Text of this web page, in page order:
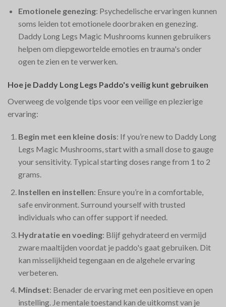
Emotionele genezing: Psychedelische ervaringen kunnen
soms leiden tot emotionele doorbraken en genezing.
Daddy Long Legs Magic Mushrooms kunnen gebruikers
helpen om diepgewortelde emoties en trauma's onder
ogen te zien en te verwerken.
Hoe je Daddy Long Legs Paddo's veilig kunt gebruiken
Overweeg de volgende tips voor een veilige en plezierige
ervaring:
Begin met een kleine dosis: If you’re new to Daddy Long
Legs Magic Mushrooms, start with a small dose to gauge
your sensitivity. Typical starting doses range from 1 to 2
grams.
Instellen en instellen: Ensure you’re in a comfortable,
safe environment. Surround yourself with trusted
individuals who can offer support if needed.
Hydratatie en voeding: Blijf gehydrateerd en vermijd
zware maaltijden voordat je paddo's gaat gebruiken. Dit
kan misselijkheid tegengaan en de algehele ervaring
verbeteren.
Mindset: Benader de ervaring met een positieve en open
instelling. Je mentale toestand kan de uitkomst van je